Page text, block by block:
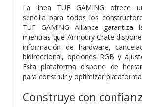
La línea TUF GAMING ofrece
sencilla para todos los
TUF GAMING Alliance garantiza
mientras que Armoury Crate
información de hardware,
bidireccional, opciones RGB y
Esta plataforma dispone de
para construir y optimizar
Construye con